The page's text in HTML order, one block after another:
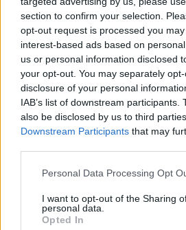
section to confirm your selection.
opt-out request is processed you
interest-based ads based on
us or personal information disclosed
your opt-out. You may separately
disclosure of your personal
IAB’s list of downstream participants.
also be disclosed by us to third
Downstream Participants that may
Personal Data Processing Opt
I want to opt-out of the Sharing
personal data.
Opted In
Letra You could be mine
Letra Sweet Child O' Mine (en
Letra November Rain (en
+ Letras de Guns N' Roses
Discografía Biografía